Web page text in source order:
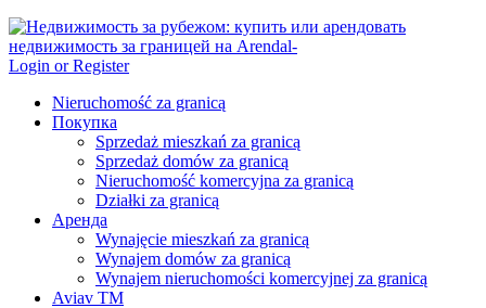
Login or Register
Nieruchomość za granicą
Покупка
Sprzedaż mieszkań za granicą
Sprzedaż domów za granicą
Nieruchomość komercyjna za granicą
Działki za granicą
Аренда
Wynajęcie mieszkań za granicą
Wynajem domów za granicą
Wynajem nieruchomości komercyjnej za granicą
Aviav TM